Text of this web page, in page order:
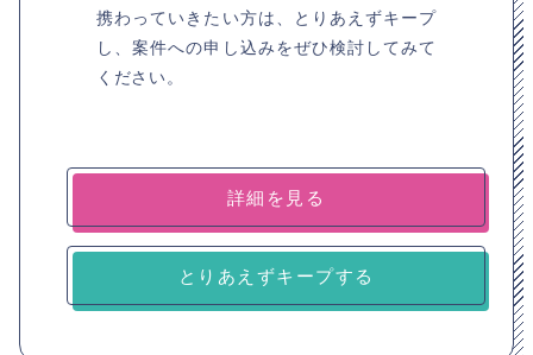
携わっていきたい方は、とりあえずキープ
し、案件への申し込みをぜひ検討してみて
ください。
詳細を見る
とりあえずキープする